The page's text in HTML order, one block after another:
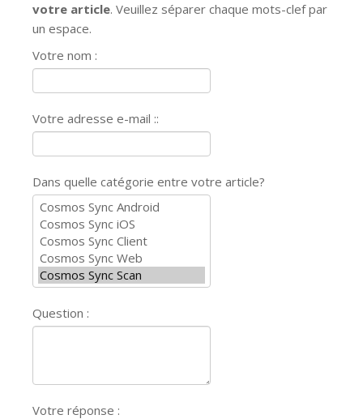
votre article. Veuillez séparer chaque mots-clef par
un espace.
Votre nom :
Votre adresse e-mail ::
Dans quelle catégorie entre votre article?
Question :
Votre réponse :